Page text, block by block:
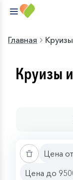
Главная
Круизы
Цена
Цена до